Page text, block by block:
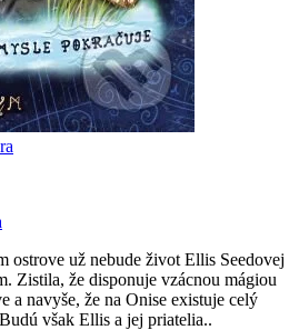
ostrove už nebude život Ellis Seedovej
Zistila, že disponuje vzácnou mágiou
a navyše, že na Onise existuje celý
však Ellis a jej priatelia..